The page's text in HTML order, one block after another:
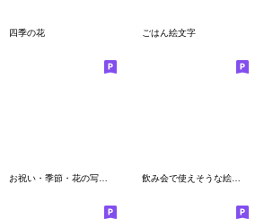
四季の花 ごはん絵文字
飲み会で使えそうな絵文字